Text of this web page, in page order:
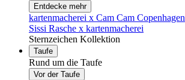
Entdecke mehr
kartenmacherei x Cam Cam Copenhagen
Sissi Rasche x kartenmacherei
Sternzeichen Kollektion
Taufe
Rund um die Taufe
Vor der Taufe